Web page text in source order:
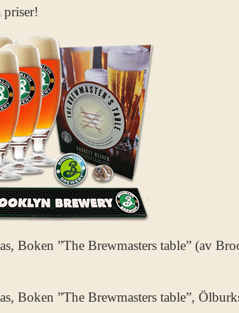
priser!
Boken ”The Brewmasters table” (av
Boken ”The Brewmasters table”,